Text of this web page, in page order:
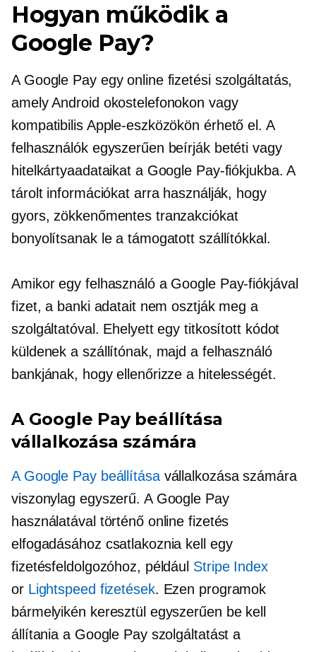
Hogyan működik a
Google Pay?
A Google Pay egy online fizetési szolgáltatás,
amely Android okostelefonokon vagy
kompatibilis Apple-eszközökön érhető el. A
felhasználók egyszerűen beírják betéti vagy
hitelkártyaadataikat a Google Pay-fiókjukba. A
tárolt információkat arra használják, hogy
gyors, zökkenőmentes tranzakciókat
bonyolítsanak le a támogatott szállítókkal.
Amikor egy felhasználó a Google Pay-fiókjával
fizet, a banki adatait nem osztják meg a
szolgáltatóval. Ehelyett egy titkosított kódot
küldenek a szállítónak, majd a felhasználó
bankjának, hogy ellenőrizze a hitelességét.
A Google Pay beállítása
vállalkozása számára
A Google Pay beállításavállalkozása számára
viszonylag egyszerű. A Google Pay
használatával történő online fizetés
elfogadásához csatlakoznia kell egy
fizetésfeldolgozóhoz, például Stripe Index
or Lightspeed fizetések. Ezen programok
bármelyikén keresztül egyszerűen be kell
állítania a Google Pay szolgáltatást a